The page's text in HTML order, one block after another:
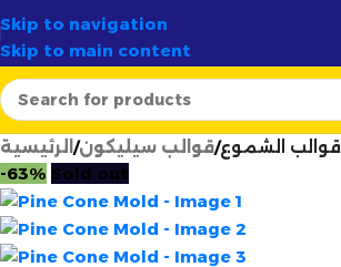
Skip to navigation
Skip to main content
✨الوجهة الأولى لصناع الشموع في الجزائر
الرئيسية قوالب سيليكون قوالب الشموع
-63% Sold out